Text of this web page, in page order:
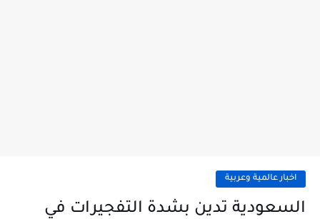
اخبار عالمية وعربية
السعودية تدين بشدة التفجيرات في